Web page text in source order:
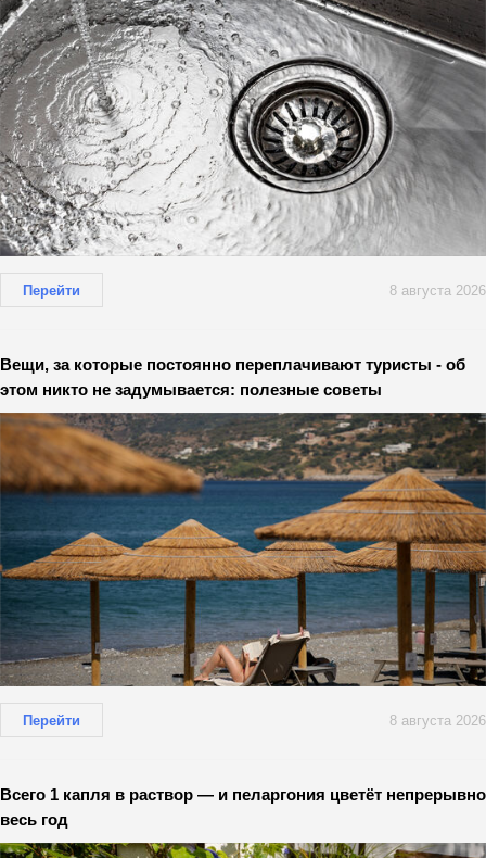
Перейти 8 августа 2026
Вещи, за которые постоянно переплачивают туристы - об
этом никто не задумывается: полезные советы
Перейти 8 августа 2026
Всего 1 капля в раствор — и пеларгония цветёт непрерывно
весь год